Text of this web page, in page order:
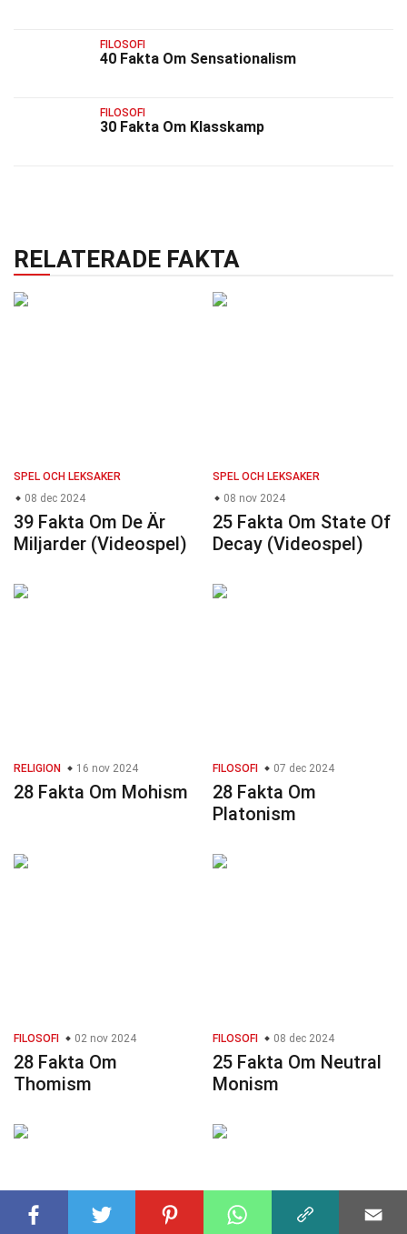
FILOSOFI
40 Fakta Om Sensationalism
FILOSOFI
30 Fakta Om Klasskamp
RELATERADE FAKTA
SPEL OCH LEKSAKER
08 dec 2024
39 Fakta Om De Är
Miljarder (Videospel)
SPEL OCH LEKSAKER
08 nov 2024
25 Fakta Om State Of
Decay (Videospel)
RELIGION 16 nov 2024
28 Fakta Om Mohism
FILOSOFI 07 dec 2024
28 Fakta Om
Platonism
FILOSOFI 02 nov 2024
28 Fakta Om
Thomism
FILOSOFI 08 dec 2024
25 Fakta Om Neutral
Monism